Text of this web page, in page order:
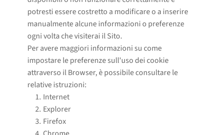
potresti essere costretto a modificare o a inserire
manualmente alcune informazioni o preferenze
ogni volta che visiterai il Sito.
Per avere maggiori informazioni su come
impostare le preferenze sull'uso dei cookie
attraverso il Browser, è possibile consultare le
relative istruzioni:
Internet
Explorer
Firefox